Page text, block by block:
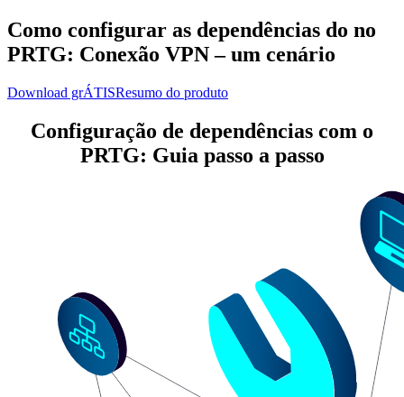
Como configurar as dependências do no
PRTG: Conexão VPN – um cenário
Download grÁTISResumo do produto
Configuração de dependências com o
PRTG: Guia passo a passo